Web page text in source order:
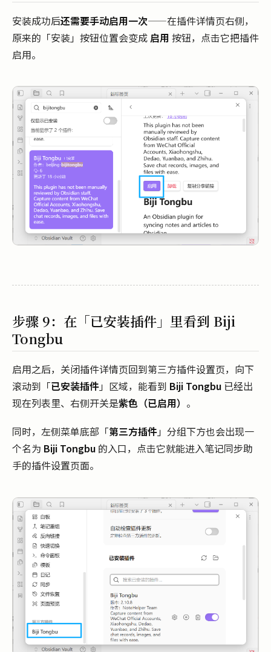
安装成功后还需要手动启用一次——在插件详情页右侧，
原来的「安装」按钮位置会变成 启用 按钮，点击它把插件
启用。
步骤 9：在「已安装插件」里看到 Biji
Tongbu
启用之后，关闭插件详情页回到第三方插件设置页，向下
滚动到「已安装插件」区域，能看到 Biji Tongbu 已经出
现在列表里、右侧开关是紫色（已启用） 。
同时，左侧菜单底部「第三方插件」分组下方也会出现一
个名为 Biji Tongbu 的入口，点击它就能进入笔记同步助
手的插件设置页面。